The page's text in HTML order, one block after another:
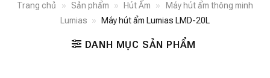
Trang chủ » Sản phẩm » Hút Ẩm »
Máy hút ẩm thông minh
Lumias » Máy hút ẩm Lumias LMD-20L
DANH MỤC SẢN PHẨM